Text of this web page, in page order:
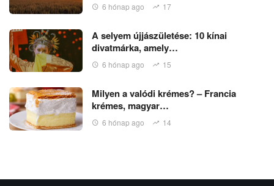
6 hónap ago 17
A selyem újjászületése: 10 kínai
divatmárka, amely…
6 hónap ago 15
Milyen a valódi krémes? – Francia
krémes, magyar…
6 hónap ago 14